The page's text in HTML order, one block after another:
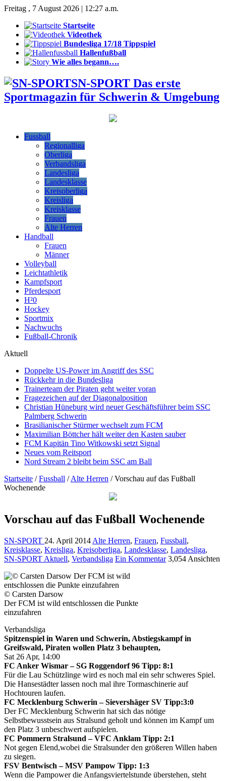
Freitag , 7 August 2026 | 12:27 a.m.
Startseite
Videothek
Bundesliga 17/18 Tippspiel
Hallenfußball
Wie alles begann….
SN-SPORT Das erste
Sportmagazin für Schwerin & Umgebung
Fussball
Regionalliga
Oberliga
Verbandsliga
Landesliga
Landesklasse
Kreisoberliga
Kreisliga
Kreisklasse
Frauen
Alte Herren
Handball
Frauen
Männer
Volleyball
Leichtathletik
Kampfsport
Pferdesport
H²0
Hockey
Sportmix
Nachwuchs
Fußball-Chronik
Aktuell
Doppelte US-Power im Angriff des SSC
Rückkehr in die Bundesliga
Trainerteam der Piraten geht weiter voran
Fragezeichen auf der Diagonalposition
Christian Hüneburg wird neuer Geschäftsführer beim SSC
Palmberg Schwerin
Brasilianischer Stürmer wechselt zum FCM
Maximilian Böttcher hält weiter den Kasten sauber
FCM Kapitän Tino Witkowski setzt Signal
Neues vom Reitsport
Nord Stream 2 bleibt beim SSC am Ball
Startseite / Fussball / Alte Herren / Vorschau auf das Fußball
Wochenende
Vorschau auf das Fußball Wochenende
SN-SPORT 24. April 2014 Alte Herren, Frauen, Fussball,
Kreisklasse, Kreisliga, Kreisoberliga, Landesklasse, Landesliga,
SN-SPORT Aktuell, Verbandsliga Ein Kommentar 3,054 Ansichten
© Carsten Darsow
Der FCM ist wild entschlossen die Punkte
einzufahren
Verbandsliga
Spitzenspiel in Waren und Schwerin, Abstiegskampf in
Greifswald, Piraten wollen Platz 3 behaupten,
Sat 26 Apr, 14:00
FC Anker Wismar – SG Roggendorf 96 Tipp: 8:1
Für die Lau Schützlinge wird es noch mal ein sehr schweres Spiel.
Die Hansestädter lassen noch mal ihre Tormaschinerie auf
Hochtouren laufen.
FC Mecklenburg Schwerin – Sievershäger SV Tipp:3:0
Der FC Mecklenburg Schwerin hat sich das nötige
Selbstbewusstsein aus Stralsund geholt und können im Kampf um
den Platz 3 unbeschwert aufspielen.
FC Pommern Stralsund – VFC Anklam Tipp: 2:1
Not gegen Elend,wobei die Stralsunder den größeren Willen haben
zu siegen.
FSV Bentwisch – MSV Pampow Tipp: 1:3
Wenn die Pampower die Anfangsviertelstunde überstehen, steht